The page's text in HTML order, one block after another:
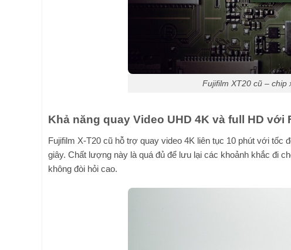
Fujifilm XT20 cũ – chip
Khả năng quay Video UHD 4K và full HD với
Fujifilm X-T20 cũ hỗ trợ quay video 4K liên tục 10 phút với tốc
giây. Chất lượng này là quá đủ để lưu lại các khoảnh khắc đi
không đòi hỏi cao.